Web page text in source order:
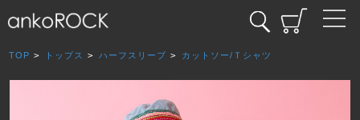
TOP > トップス > ハーフスリーブ > カットソー/Ｔシャツ